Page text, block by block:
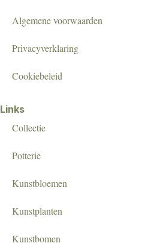
Algemene voorwaarden
Privacyverklaring
Cookiebeleid
Links
Collectie
Potterie
Kunstbloemen
Kunstplanten
Kunstbomen